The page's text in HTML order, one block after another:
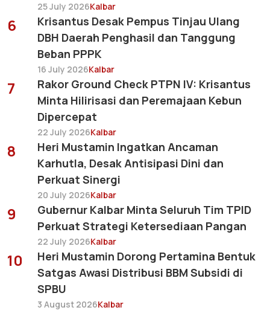
25 July 2026Kalbar
6
Krisantus Desak Pempus Tinjau Ulang
DBH Daerah Penghasil dan Tanggung
Beban PPPK
16 July 2026Kalbar
7
Rakor Ground Check PTPN IV: Krisantus
Minta Hilirisasi dan Peremajaan Kebun
Dipercepat
22 July 2026Kalbar
8
Heri Mustamin Ingatkan Ancaman
Karhutla, Desak Antisipasi Dini dan
Perkuat Sinergi
20 July 2026Kalbar
9
Gubernur Kalbar Minta Seluruh Tim TPID
Perkuat Strategi Ketersediaan Pangan
22 July 2026Kalbar
10
Heri Mustamin Dorong Pertamina Bentuk
Satgas Awasi Distribusi BBM Subsidi di
SPBU
3 August 2026Kalbar